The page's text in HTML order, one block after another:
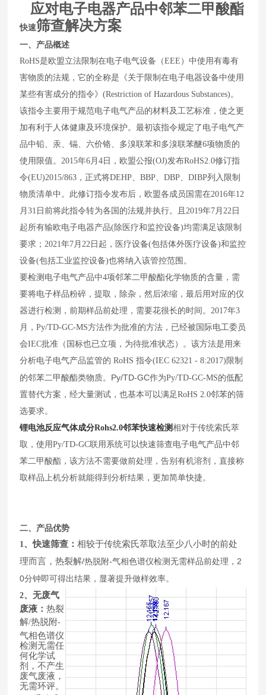
应对电子电器产品中邻苯二甲酸酯
快速筛查解决方案
一、 产品概述
RoHS是欧盟立法限制在电子电气设备（EEE ）中使用有毒有
害物质的法规，它的全称是《关于限制在电子电器设备中使用
某些有害成分的指令》(Restriction of Hazardous Substances) 。
该指令主要用于规范电子电气产品的材料及工艺标准，使之更
加有利于人体健康及环境保护。最初该指令规定了电子电气产
品中铅、汞、镉、六价铬、多溴联苯和多溴联苯醚6项物质的
使用限值。 2015年6 月4日，欧盟公报(OJ)发布RoHS2.0修订指
令(EU)2015/863 ，正式将DEHP 、BBP 、DBP 、DIBP列入限制
物质清单中。此修订指令发布后，欧盟各成员国需在2016年12
月31 日前将此指令转为各国的法规并执行。且 2019年7 月 22 日
起所有输欧电子电器产品( 除医疗和监控设备)均需满足该限制
要求； 2021年7 月 22 日起，医疗设备(包括体外医疗设备)和监控
设备(包括工业监控设备)也将纳入该管控范围。
要检测电子电气产品中4项邻苯二甲酸酯化学物质的含量，需
要将电子样品粉碎，提取，除杂，然后浓缩，最后用对应的仪
器进行检测，前期样品前处理，需要花很长的时间。 2017年3
月，Py/TD-GC-MS方法作为批准的方法，已经被国际电工委员
会IEC批准（国标也已立项，为待批准状态）。该方法是用来
分析电子电气产品监管的RoHS指令(IEC 62321 - 8:2017) 限制
的邻苯二甲酸酯类物质。 Py/TD-GC作为Py/TD-GC-MS的低配
置替代方案，经大量测试，也基本可以满足RoHS 2.0邻苯的筛
选要求。
锂电池反应气体成分Rohs2.0邻苯快速检测相对于传统索氏萃
取，使用Py/TD-GC联用系统可以快速筛查电子电气产品中邻
苯二甲酸酯，该方法不需要做前处理，告别有机溶剂，直接称
取样品上机分析就能得到分析结果，更加简单快捷。
二、产品优势
1 、快速筛查：相较于传统索氏萃取法至少八小时的前处
理而言，热裂解/热脱附-气相色谱仪检测无需样品前处理， 2
0分钟即可得出结果，显著提升做样效率。
2、无废气
废液：热裂
解/热脱附-
气相色谱仪
检测无需任
何化学试
剂，不产生
废气废液，
无需环评。